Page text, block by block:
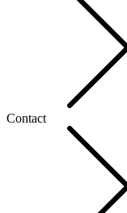
Contact